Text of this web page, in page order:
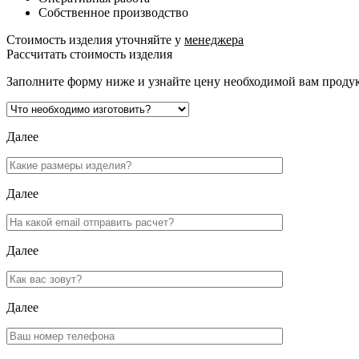
Собственное производство
Стоимость изделия уточняйте у менеджера
Рассчитать стоимость изделия
Заполните форму ниже и узнайте цену необходимой вам
Далее
Далее
Далее
Далее